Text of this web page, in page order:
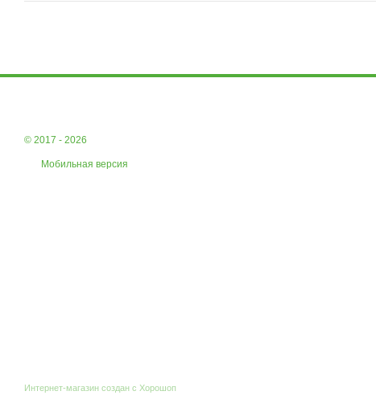
© 2017 - 2026
Мобильная версия
Интернет-магазин создан с Хорошоп